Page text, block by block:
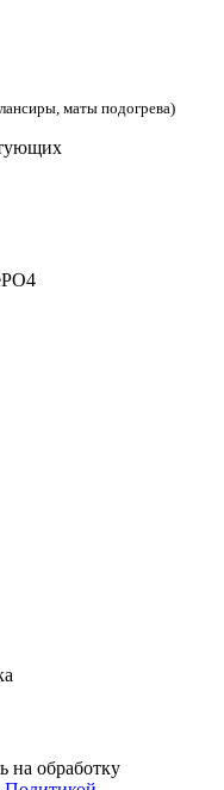
маты подогрева)
на обработку